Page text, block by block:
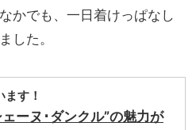
かでも、一日着けっぱなし
した。
す！
ェーヌ･ダンクル”の魅力が